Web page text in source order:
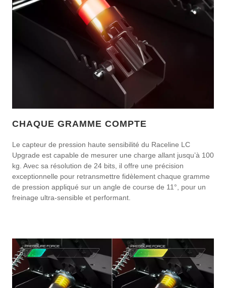
CHAQUE GRAMME COMPTE
Le capteur de pression haute sensibilité du Raceline LC
Upgrade est capable de mesurer une charge allant jusqu’à 100
kg. Avec sa résolution de 24 bits, il offre une précision
exceptionnelle pour retransmettre fidèlement chaque gramme
de pression appliqué sur un angle de course de 11°, pour un
freinage ultra-sensible et performant.